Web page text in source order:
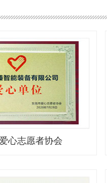
心志愿者协会